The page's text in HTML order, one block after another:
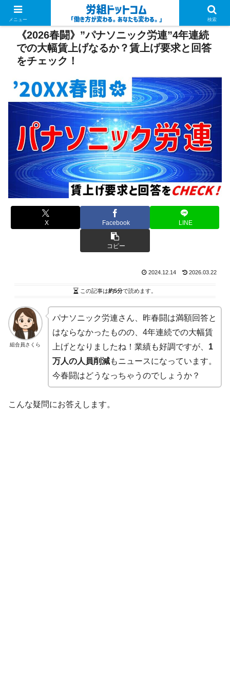
PR
《2026春闘》”パナソニック労連”4年連続
での大幅賃上げなるか？賃上げ要求と回答
をチェック！
X Facebook LINE
コピー
2024.12.14 2026.03.22
この記事は約5分で読めます。
組合員さくら
パナソニック労連さん、昨春闘は満額回答と
はならなかったものの、4年連続での大幅賃
上げとなりましたね！業績も好調ですが、 1
万人の人員削減もニュースになっています。
今春闘はどうなっちゃうのでしょうか？
こんな疑問にお答えします。
メニュー 検索